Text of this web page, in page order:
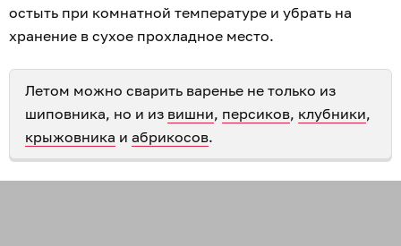
остыть при комнатной температуре и убрать на
хранение в сухое прохладное место.
Летом можно сварить варенье не только из
шиповника, но и из вишни, персиков, клубники,
крыжовника и абрикосов.